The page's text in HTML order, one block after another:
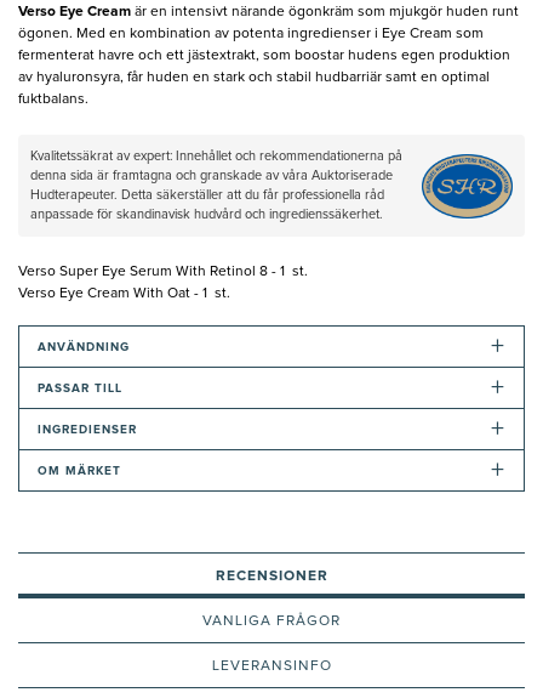
Verso Eye Cream är en intensivt närande ögonkräm som mjukgör huden runt
ögonen. Med en kombination av potenta ingredienser i Eye Cream som
fermenterat havre och ett jästextrakt, som boostar hudens egen produktion
av hyaluronsyra, får huden en stark och stabil hudbarriär samt en optimal
fuktbalans.
Kvalitetssäkrat av expert: Innehållet och rekommendationerna på
denna sida är framtagna och granskade av våra Auktoriserade
Hudterapeuter. Detta säkerställer att du får professionella råd
anpassade för skandinavisk hudvård och ingredienssäkerhet.
Verso Super Eye Serum With Retinol 8 - 1 st.
Verso Eye Cream With Oat - 1 st.
ANVÄNDNING +
PASSAR TILL +
INGREDIENSER +
OM MÄRKET +
RECENSIONER
VANLIGA FRÅGOR
LEVERANSINFO